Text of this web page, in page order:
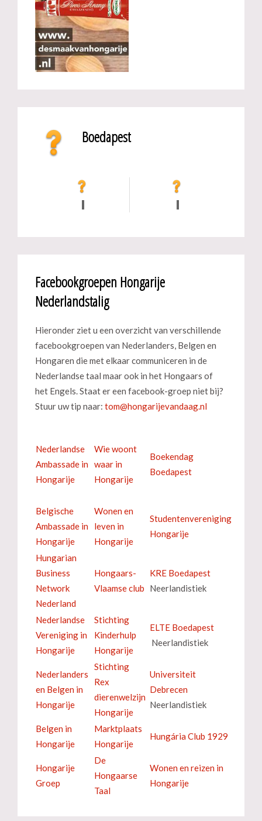
Boedapest
Facebookgroepen Hongarije
Nederlandstalig
Hieronder ziet u een overzicht van verschillende
facebookgroepen van Nederlanders, Belgen en
Hongaren die met elkaar communiceren in de
Nederlandse taal maar ook in het Hongaars of
het Engels. Staat er een facebook-groep niet bij?
Stuur uw tip naar:
Nederlandse
Ambassade in
Hongarije
Wie woont
waar in
Hongarije
Boekendag
Boedapest
Belgische
Ambassade in
Hongarije
Wonen en
leven in
Hongarije
Studentenvereniging
Hongarije
Hungarian
Business
Network
Nederland
Hongaars-
Vlaamse club
KRE Boedapest
Neerlandistiek
Nederlandse
Vereniging in
Hongarije
Stichting
Kinderhulp
Hongarije
ELTE Boedapest
Neerlandistiek
Nederlanders
en Belgen in
Hongarije
Stichting
Rex
dierenwelzijn
Hongarije
Universiteit
Debrecen
Neerlandistiek
Belgen in
Hongarije
Marktplaats
Hongarije
Hungária Club 1929
Hongarije
Groep
De
Hongaarse
Taal
Wonen en reizen in
Hongarije